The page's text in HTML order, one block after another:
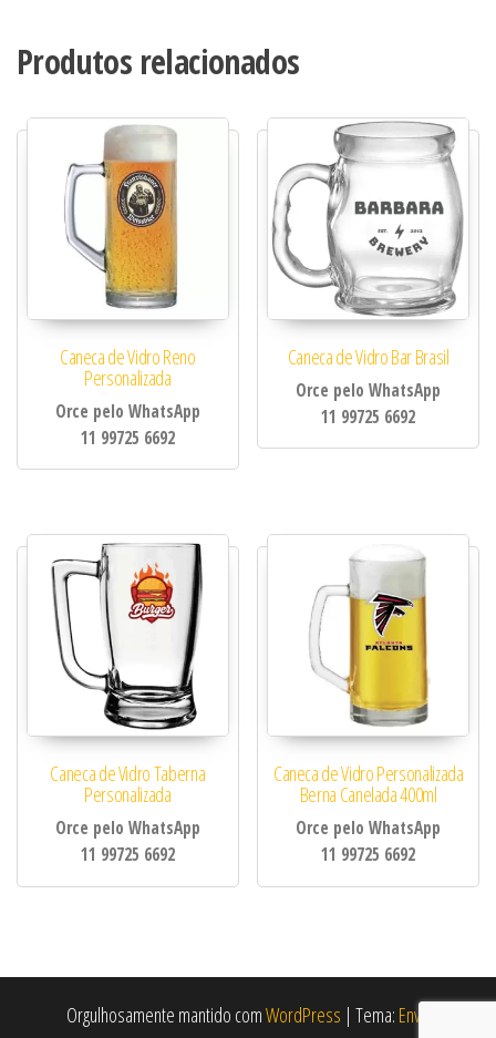
Produtos relacionados
Caneca de Vidro Reno
Personalizada
Orce pelo WhatsApp
11 99725 6692
Caneca de Vidro Bar Brasil
Orce pelo WhatsApp
11 99725 6692
Caneca de Vidro Taberna
Personalizada
Orce pelo WhatsApp
11 99725 6692
Caneca de Vidro Personalizada
Berna Canelada 400ml
Orce pelo WhatsApp
11 99725 6692
Orgulhosamente mantido comWordPress | Tema: Envo